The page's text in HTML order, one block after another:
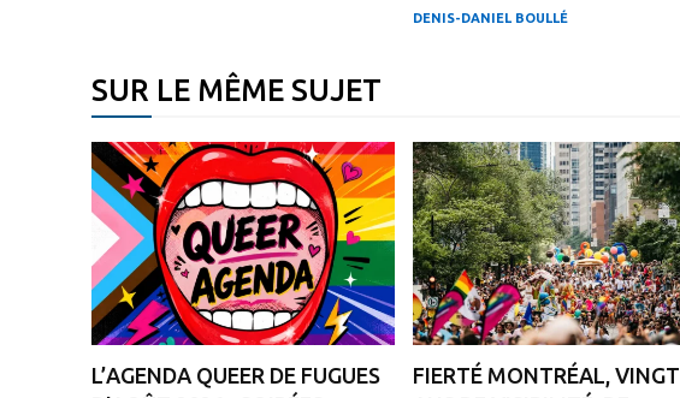
DENIS-DANIEL BOULLÉ
SUR LE MÊME SUJET
L’AGENDA QUEER DE FUGUES
FIERTÉ MONTRÉAL, VINGT